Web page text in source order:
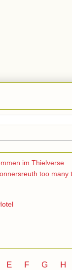
im Thielverse
too many
E F G
H